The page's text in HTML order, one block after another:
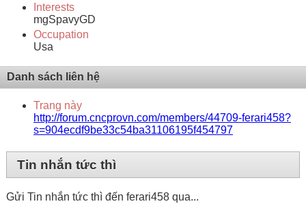
Interests
mgSpavyGD
Occupation
Usa
Danh sách liên hệ
Trang này
http://forum.cncprovn.com/members/44709-ferari458?
s=904ecdf9be33c54ba31106195f454797
Tin nhắn tức thì
Gửi Tin nhắn tức thì đến ferari458 qua...